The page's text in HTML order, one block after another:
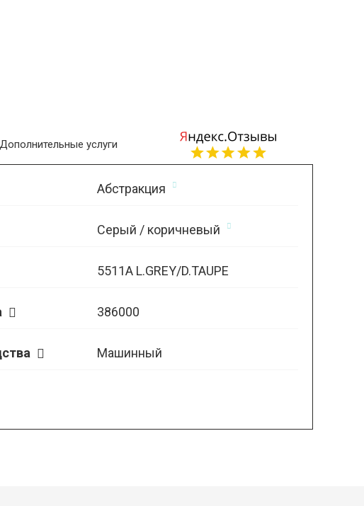
Абстракция
Серый / коричневый
5511A L.GREY/D.TAUPE
386000
Машинный
Дополнительные услуги